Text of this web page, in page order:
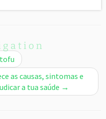
as causas, sintomas e
a tua saúde →